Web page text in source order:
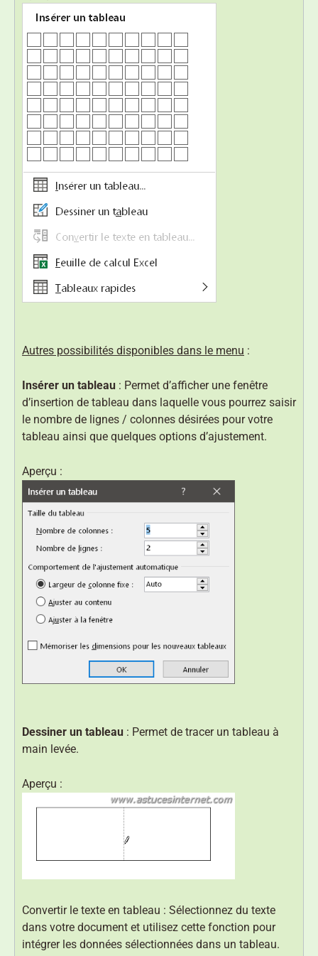
Autres possibilités disponibles dans le menu :
Insérer un tableau : Permet d’afficher une fenêtre
d’insertion de tableau dans laquelle vous pourrez saisir
le nombre de lignes / colonnes désirées pour votre
tableau ainsi que quelques options d’ajustement.
Aperçu :
Dessiner un tableau : Permet de tracer un tableau à
main levée.
Aperçu :
Convertir le texte en tableau : Sélectionnez du texte
dans votre document et utilisez cette fonction pour
intégrer les données sélectionnées dans un tableau.